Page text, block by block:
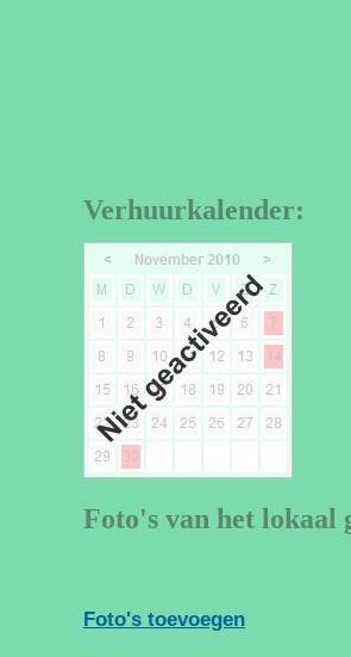
Verhuurkalender:
Foto's van het lokaal
Foto's toevoegen